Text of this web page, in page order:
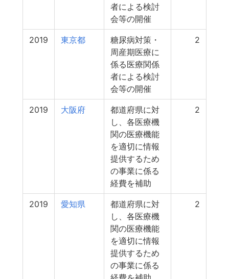
者による検討
会等の開催
2019 東京都
糖尿病対策・
周産期医療に
係る医療関係
者による検討
会等の開催
2
2019 大阪府
都道府県に対
し、各医療機
関の医療機能
を適切に情報
提供するため
の事業に係る
経費を補助
2
2019 愛知県
都道府県に対
し、各医療機
関の医療機能
を適切に情報
提供するため
の事業に係る
2